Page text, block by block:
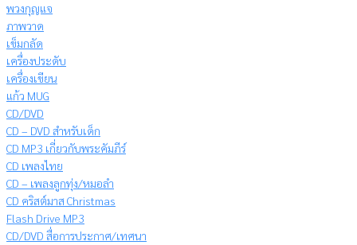
พวงกุญแจ
ภาพวาด
เข็มกลัด
เครื่องประดับ
เครื่องเขียน
แก้ว MUG
CD/DVD
CD – DVD สำหรับเด็ก
CD MP3 เกี่ยวกับพระคัมภีร์
CD เพลงไทย
CD – เพลงลูกทุ่ง/หมอลำ
CD คริสต์มาส Christmas
Flash Drive MP3
CD/DVD สื่อการประกาศ/เทศนา